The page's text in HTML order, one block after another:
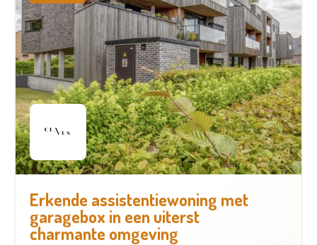
Erkende assistentiewoning met
garagebox in een uiterst
charmante omgeving